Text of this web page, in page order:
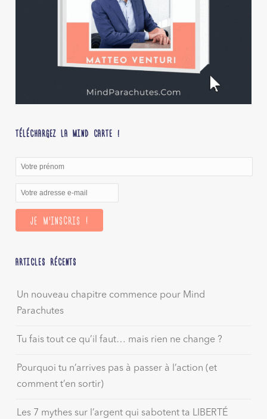
TÉLÉCHARGEZ LA MIND CARTE !
ARTICLES RÉCENTS
Un nouveau chapitre commence pour Mind
Parachutes
Tu fais tout ce qu’il faut… mais rien ne change ?
Pourquoi tu n’arrives pas à passer à l’action (et
comment t’en sortir)
Les 7 mythes sur l’argent qui sabotent ta LIBERTÉ